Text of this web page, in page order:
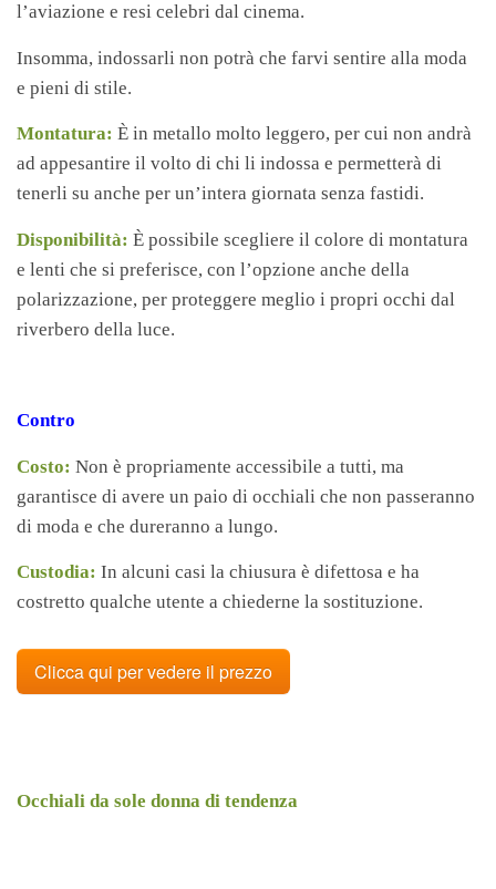
l’aviazione e resi celebri dal cinema.
Insomma, indossarli non potrà che farvi sentire alla moda
e pieni di stile.
Montatura: È in metallo molto leggero, per cui non andrà
ad appesantire il volto di chi li indossa e permetterà di
tenerli su anche per un’intera giornata senza fastidi.
Disponibilità: È possibile scegliere il colore di montatura
e lenti che si preferisce, con l’opzione anche della
polarizzazione, per proteggere meglio i propri occhi dal
riverbero della luce.
Contro
Costo: Non è propriamente accessibile a tutti, ma
garantisce di avere un paio di occhiali che non passeranno
di moda e che dureranno a lungo.
Custodia: In alcuni casi la chiusura è difettosa e ha
costretto qualche utente a chiederne la sostituzione.
Clicca qui per vedere il prezzo
Occhiali da sole donna di tendenza